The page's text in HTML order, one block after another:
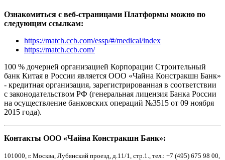
Ознакомиться с веб-страницами Платформы можно по
следующим ссылкам:
https://match.ccb.com/essp/#/medical/index
https://match.ccb.com/
100 % дочерней организацией Корпорации Строительный
банк Китая в России является ООО «Чайна Констракшн Банк»
- кредитная организация, зарегистрированная в соответствии
с законодательством РФ (генеральная лицензия Банка России
на осуществление банковских операций №3515 от 09 ноября
2015 года).
Контакты ООО «Чайна Констракшн Банк»:
101000, г. Москва, Лубянский проезд, д.11/1, стр.1., тел.: +7 (495) 675 98 00,